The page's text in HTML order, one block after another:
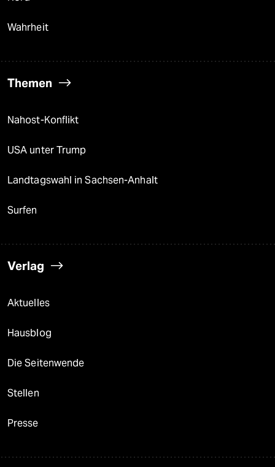
Wahrheit
Themen
Nahost-Konflikt
USA unter Trump
Landtagswahl in Sachsen-Anhalt
Surfen
Verlag
Aktuelles
Hausblog
Die Seitenwende
Stellen
Presse